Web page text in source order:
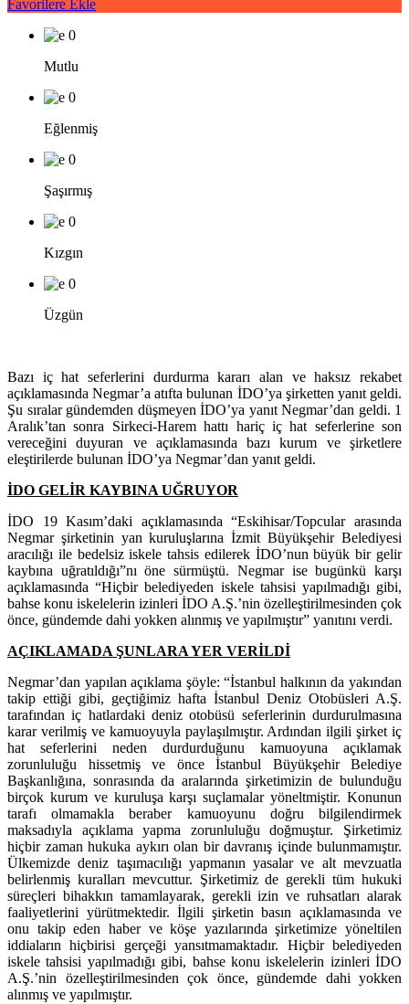
Favorilere Ekle
0
Mutlu
0
Eğlenmiş
0
Şaşırmış
0
Kızgın
0
Üzgün
Bazı iç hat seferlerini durdurma kararı alan ve haksız rekabet
açıklamasında Negmar’a atıfta bulunan İDO’ya şirketten yanıt geldi.
Şu sıralar gündemden düşmeyen İDO’ya yanıt Negmar’dan geldi. 1
Aralık’tan sonra Sirkeci-Harem hattı hariç iç hat seferlerine son
vereceğini duyuran ve açıklamasında bazı kurum ve şirketlere
eleştirilerde bulunan İDO’ya Negmar’dan yanıt geldi.
İDO GELİR KAYBINA UĞRUYOR
İDO 19 Kasım’daki açıklamasında “Eskihisar/Topcular arasında
Negmar şirketinin yan kuruluşlarına İzmit Büyükşehir Belediyesi
aracılığı ile bedelsiz iskele tahsis edilerek İDO’nun büyük bir gelir
kaybına uğratıldığı”nı öne sürmüştü. Negmar ise bugünkü karşı
açıklamasında “Hiçbir belediyeden iskele tahsisi yapılmadığı gibi,
bahse konu iskelelerin izinleri İDO A.Ş.’nin özelleştirilmesinden çok
önce, gündemde dahi yokken alınmış ve yapılmıştır” yanıtını verdi.
AÇIKLAMADA ŞUNLARA YER VERİLDİ
Negmar’dan yapılan açıklama şöyle: “İstanbul halkının da yakından
takip ettiği gibi, geçtiğimiz hafta İstanbul Deniz Otobüsleri A.Ş.
tarafından iç hatlardaki deniz otobüsü seferlerinin durdurulmasına
karar verilmiş ve kamuoyuyla paylaşılmıştır. Ardından ilgili şirket iç
hat seferlerini neden durdurduğunu kamuoyuna açıklamak
zorunluluğu hissetmiş ve önce İstanbul Büyükşehir Belediye
Başkanlığına, sonrasında da aralarında şirketimizin de bulunduğu
birçok kurum ve kuruluşa karşı suçlamalar yöneltmiştir. Konunun
tarafı olmamakla beraber kamuoyunu doğru bilgilendirmek
maksadıyla açıklama yapma zorunluluğu doğmuştur. Şirketimiz
hiçbir zaman hukuka aykırı olan bir davranış içinde bulunmamıştır.
Ülkemizde deniz taşımacılığı yapmanın yasalar ve alt mevzuatla
belirlenmiş kuralları mevcuttur. Şirketimiz de gerekli tüm hukuki
süreçleri bihakkın tamamlayarak, gerekli izin ve ruhsatları alarak
faaliyetlerini yürütmektedir. İlgili şirketin basın açıklamasında ve
onu takip eden haber ve köşe yazılarında şirketimize yöneltilen
iddiaların hiçbirisi gerçeği yansıtmamaktadır. Hiçbir belediyeden
iskele tahsisi yapılmadığı gibi, bahse konu iskelelerin izinleri İDO
A.Ş.’nin özelleştirilmesinden çok önce, gündemde dahi yokken
alınmış ve yapılmıştır.